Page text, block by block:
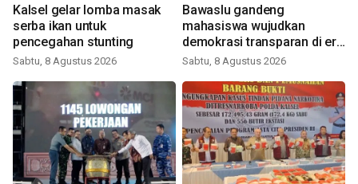
Kalsel gelar lomba masak
serba ikan untuk
pencegahan stunting
Sabtu, 8 Agustus 2026
Bawaslu gandeng
mahasiswa wujudkan
demokrasi transparan di era
digital
Sabtu, 8 Agustus 2026